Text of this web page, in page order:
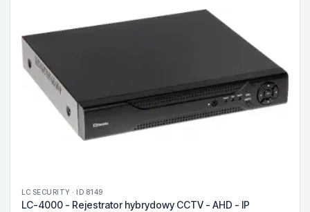
LC SECURITY · ID 8149
LC-4000 - Rejestrator hybrydowy CCTV - AHD - IP